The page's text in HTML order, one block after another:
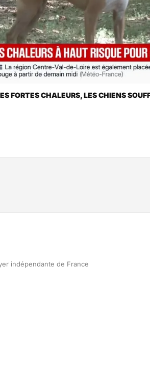
FORTES CHALEURS, LES CHIENS
indépendante de France